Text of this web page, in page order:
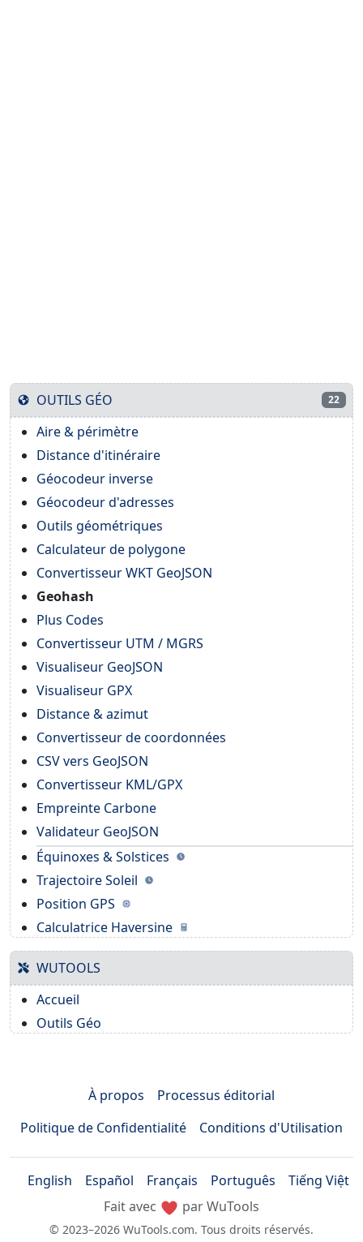
OUTILS GÉO 22
Aire & périmètre
Distance d'itinéraire
Géocodeur inverse
Géocodeur d'adresses
Outils géométriques
Calculateur de polygone
Convertisseur WKT GeoJSON
Geohash
Plus Codes
Convertisseur UTM / MGRS
Visualiseur GeoJSON
Visualiseur GPX
Distance & azimut
Convertisseur de coordonnées
CSV vers GeoJSON
Convertisseur KML/GPX
Empreinte Carbone
Validateur GeoJSON
Équinoxes & Solstices
Trajectoire Soleil
Position GPS
Calculatrice Haversine
WUTOOLS
Accueil
Outils Géo
À propos
Processus éditorial
Politique de Confidentialité
Conditions d'Utilisation
English Español Français Português
Tiếng Việt
Fait avec
par WuTools
© 2023–2026 WuTools.com. Tous droits réservés.